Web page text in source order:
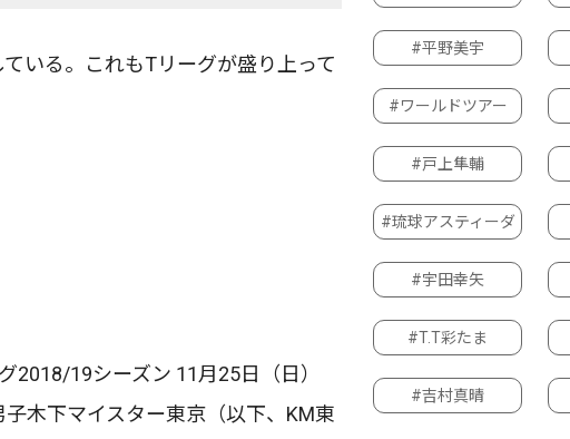
いる。これもTリーグが盛り上って
19シーズン 11月25日（日）
木下マイスター東京（以下、KM東
#平野美宇
#ワールドツアー
#戸上隼輔
#琉球アスティーダ
#宇田幸矢
#T.T彩たま
#吉村真晴